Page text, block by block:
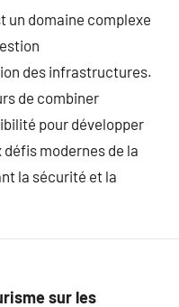
un domaine complexe
des infrastructures.
de combiner
pour développer
modernes de la
la sécurité et la
sur les